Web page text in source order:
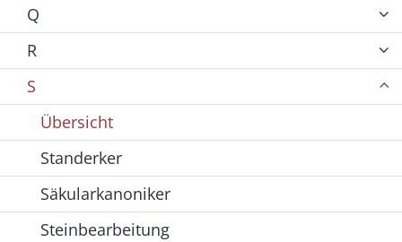
Q
R
S
Übersicht
Standerker
Säkularkanoniker
Steinbearbeitung